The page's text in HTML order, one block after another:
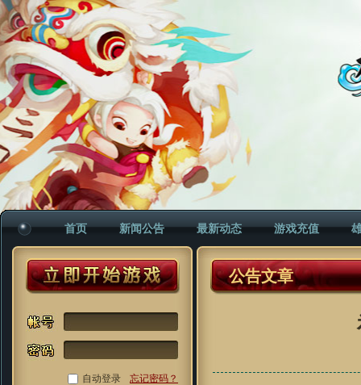
首页 新闻公告 最新动态 游戏充值
自动登录 忘记密码？
公告文章